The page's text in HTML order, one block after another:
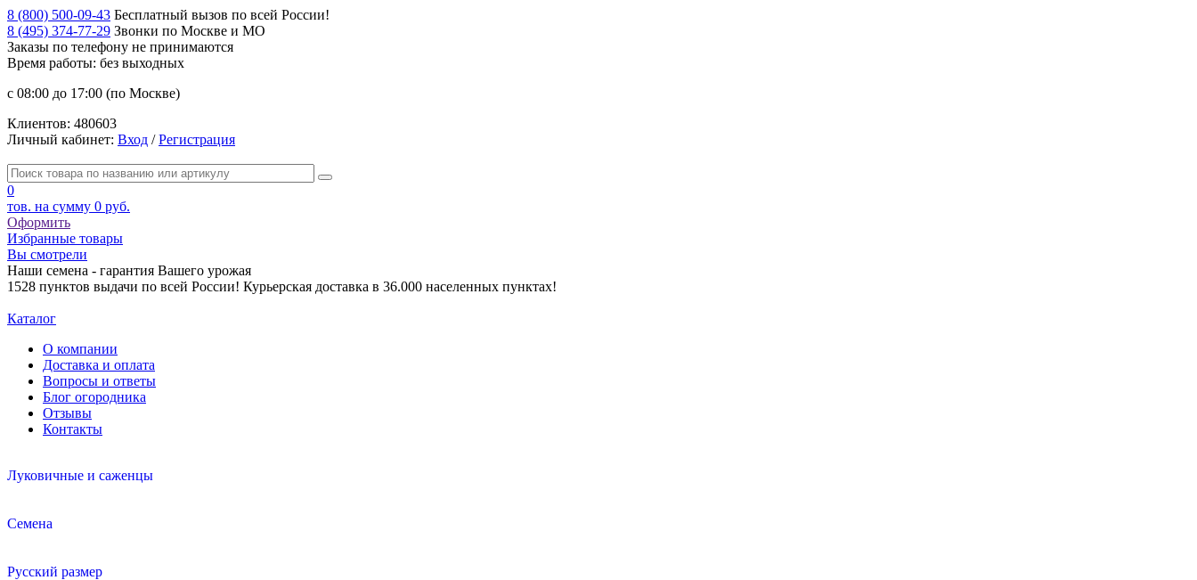
8 (800) 500-09-43 Бесплатный вызов по всей России!
8 (495) 374-77-29 Звонки по Москве и МО
Заказы по телефону не принимаются
Время работы: без выходных
с 08:00 до 17:00 (по Москве)
Клиентов: 480603
Личный кабинет: Вход /Регистрация
0
тов. на сумму 0 руб.
Оформить
Избранные товары
Вы смотрели
Наши семена - гарантия Вашего урожая
1528 пунктов выдачи по всей России! Курьерская доставка в 36.000 населенных пунктах!
Каталог
О компании
Доставка и оплата
Вопросы и ответы
Блог огородника
Отзывы
Контакты
Луковичные и саженцы
Семена
Русский размер